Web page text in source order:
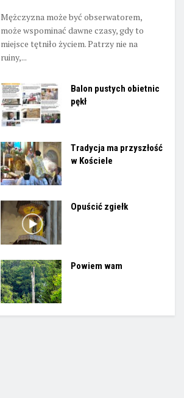
Mężczyzna może być obserwatorem,
może wspominać dawne czasy, gdy to
miejsce tętniło życiem. Patrzy nie na
ruiny,...
Balon pustych obietnic
pękł
Tradycja ma przyszłość
w Kościele
Opuścić zgiełk
Powiem wam